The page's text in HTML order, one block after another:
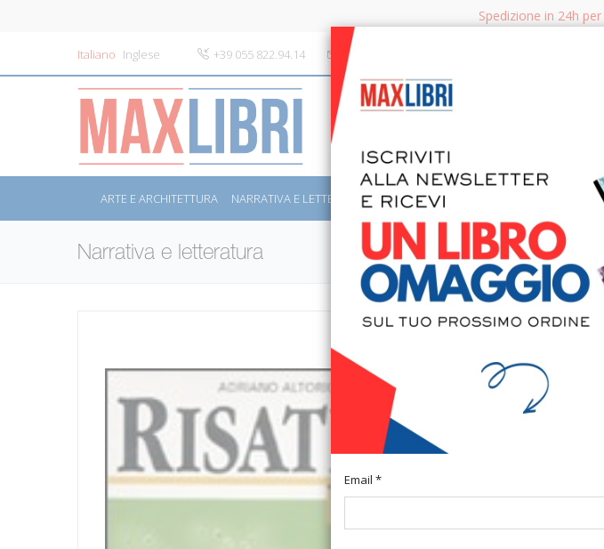
Spedizione in 24h
Italiano Inglese +39 055 822.94.14 info@maxlibri.it
ARTE E ARCHITETTURA NARRATIVA E LETTERATURA SAGGISTICA LIBRI PER BAMBINI E
Narrativa e letteratura
Email *